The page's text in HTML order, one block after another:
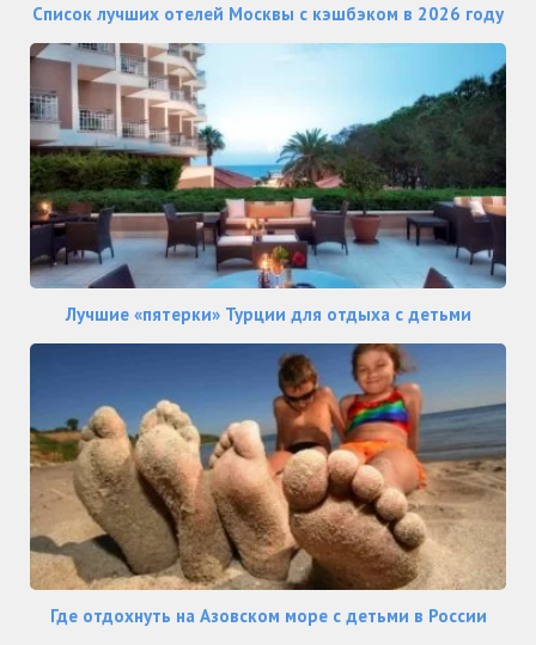
Список лучших отелей Москвы с кэшбэком в 2026 году
Лучшие «пятерки» Турции для отдыха с детьми
Где отдохнуть на Азовском море с детьми в России